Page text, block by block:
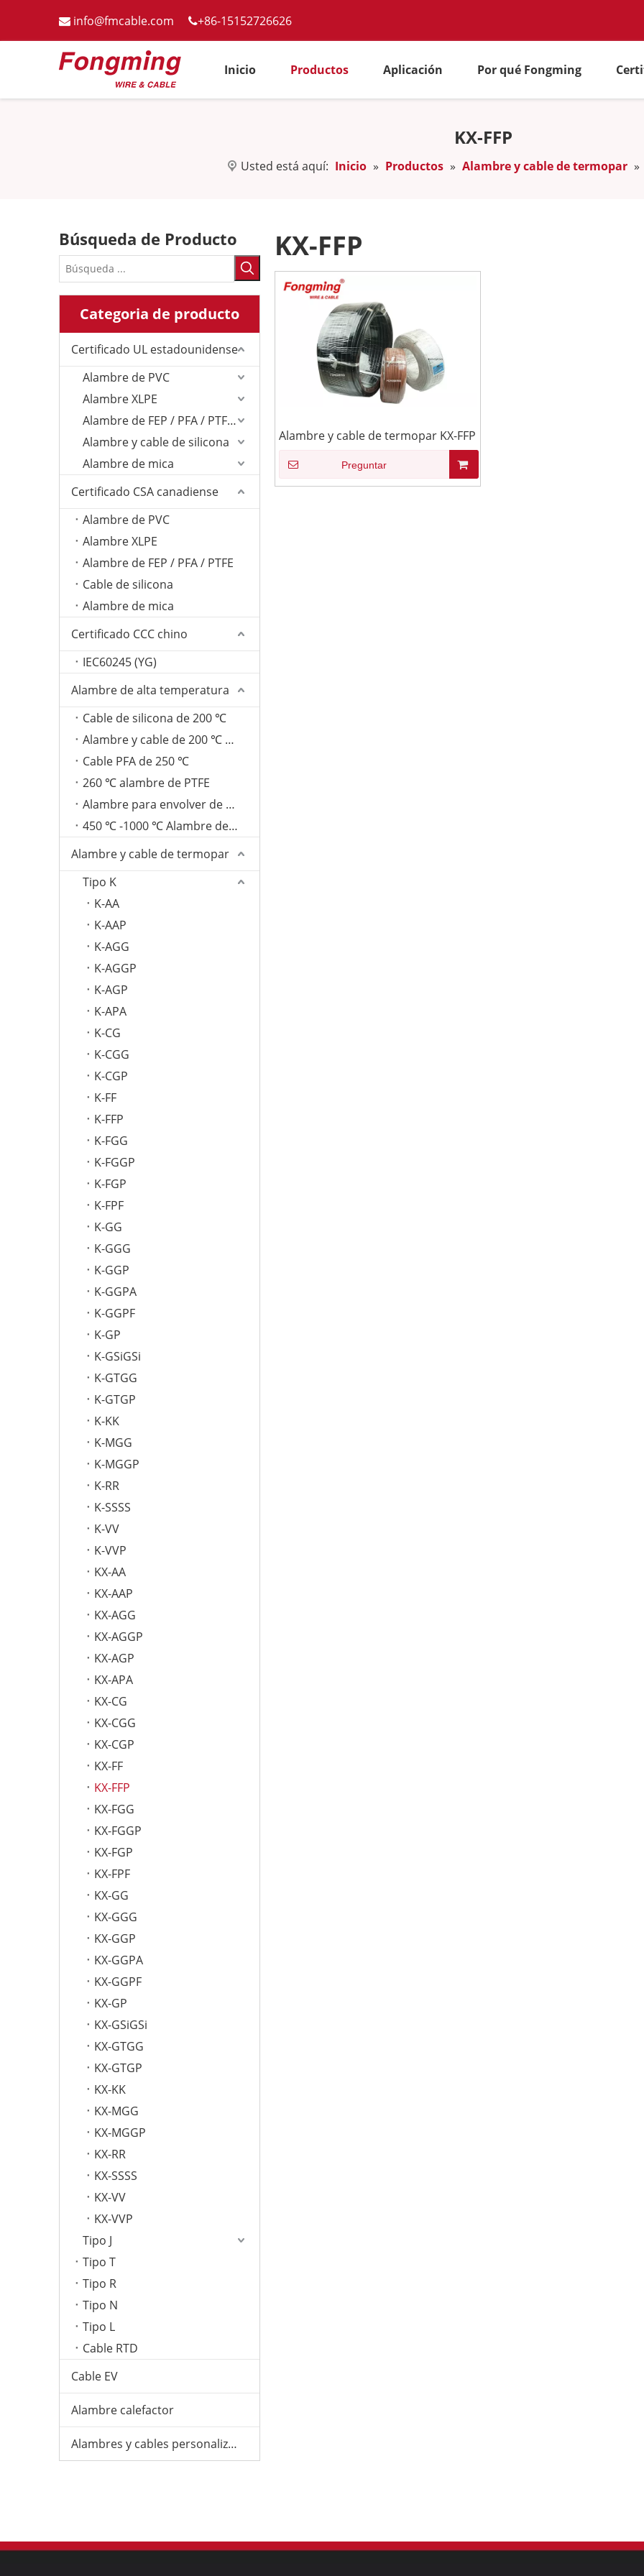
 info@fmcable.com +86-15152726626
Inicio Productos Aplicación Por qué Fongming
KX-FFP
Usted está aquí: Inicio » Productos » Alambre y cable de termopar »
Búsqueda de Producto
Categoria de producto
Certificado UL estadounidense
Alambre de PVC
Alambre XLPE
Alambre de FEP / PFA / PTFE/ETFE
Alambre y cable de silicona
Alambre de mica
Certificado CSA canadiense
Alambre de PVC
Alambre XLPE
Alambre de FEP / PFA / PTFE
Cable de silicona
Alambre de mica
Certificado CCC chino
IEC60245 (YG)
Alambre de alta temperatura
Cable de silicona de 200 ℃
Alambre y cable de 200 ℃ FEP
Cable PFA de 250 ℃
260 ℃ alambre de PTFE
Alambre para envolver de fibra de vidrio de 350 ℃
450 ℃ -1000 ℃ Alambre de mica
Alambre y cable de termopar
Tipo K
K-AA
K-AAP
K-AGG
K-AGGP
K-AGP
K-APA
K-CG
K-CGG
K-CGP
K-FF
K-FFP
K-FGG
K-FGGP
K-FGP
K-FPF
K-GG
K-GGG
K-GGP
K-GGPA
K-GGPF
K-GP
K-GSiGSi
K-GTGG
K-GTGP
K-KK
K-MGG
K-MGGP
K-RR
K-SSSS
K-VV
K-VVP
KX-AA
KX-AAP
KX-AGG
KX-AGGP
KX-AGP
KX-APA
KX-CG
KX-CGG
KX-CGP
KX-FF
KX-FFP
KX-FGG
KX-FGGP
KX-FGP
KX-FPF
KX-GG
KX-GGG
KX-GGP
KX-GGPA
KX-GGPF
KX-GP
KX-GSiGSi
KX-GTGG
KX-GTGP
KX-KK
KX-MGG
KX-MGGP
KX-RR
KX-SSSS
KX-VV
KX-VVP
Tipo J
Tipo T
Tipo R
Tipo N
Tipo L
Cable RTD
Cable EV
Alambre calefactor
Alambres y cables personalizados
KX-FFP
Alambre y cable de termopar KX-FFP
Preguntar